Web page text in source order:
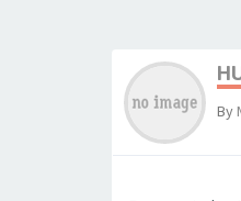
By